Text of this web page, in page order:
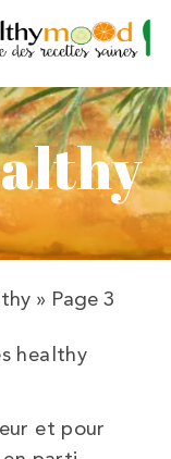
» Page 3
healthy
et pour